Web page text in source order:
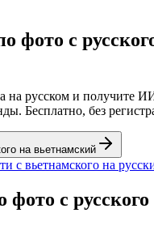
фото с
на русском и получите
Бесплатно, без
на вьетнамский
с вьетнамского на
фото с русского